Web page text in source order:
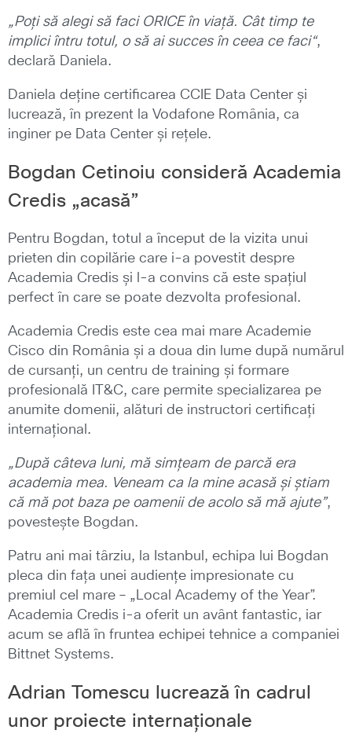
„Poți să alegi să faci ORICE în viață. Cât timp te
implici întru totul, o să ai succes în ceea ce faci“,
declară Daniela.
Daniela deține certificarea CCIE Data Center și
lucrează, în prezent la Vodafone România, ca
inginer pe Data Center și rețele.
Bogdan Cetinoiu consideră Academia
Credis „acasă”
Pentru Bogdan, totul a început de la vizita unui
prieten din copilărie care i-a povestit despre
Academia Credis și l-a convins că este spațiul
perfect în care se poate dezvolta profesional.
Academia Credis este cea mai mare Academie
Cisco din România și a doua din lume după numărul
de cursanți, un centru de training și formare
profesională IT&C, care permite specializarea pe
anumite domenii, alături de instructori certificați
internațional.
„După câteva luni, mă simțeam de parcă era
academia mea. Veneam ca la mine acasă și știam
că mă pot baza pe oamenii de acolo să mă ajute”,
povestește Bogdan.
Patru ani mai târziu, la Istanbul, echipa lui Bogdan
pleca din fața unei audiențe impresionate cu
premiul cel mare – „Local Academy of the Year”.
Academia Credis i-a oferit un avânt fantastic, iar
acum se află în fruntea echipei tehnice a companiei
Bittnet Systems.
Adrian Tomescu lucrează în cadrul
unor proiecte internaționale